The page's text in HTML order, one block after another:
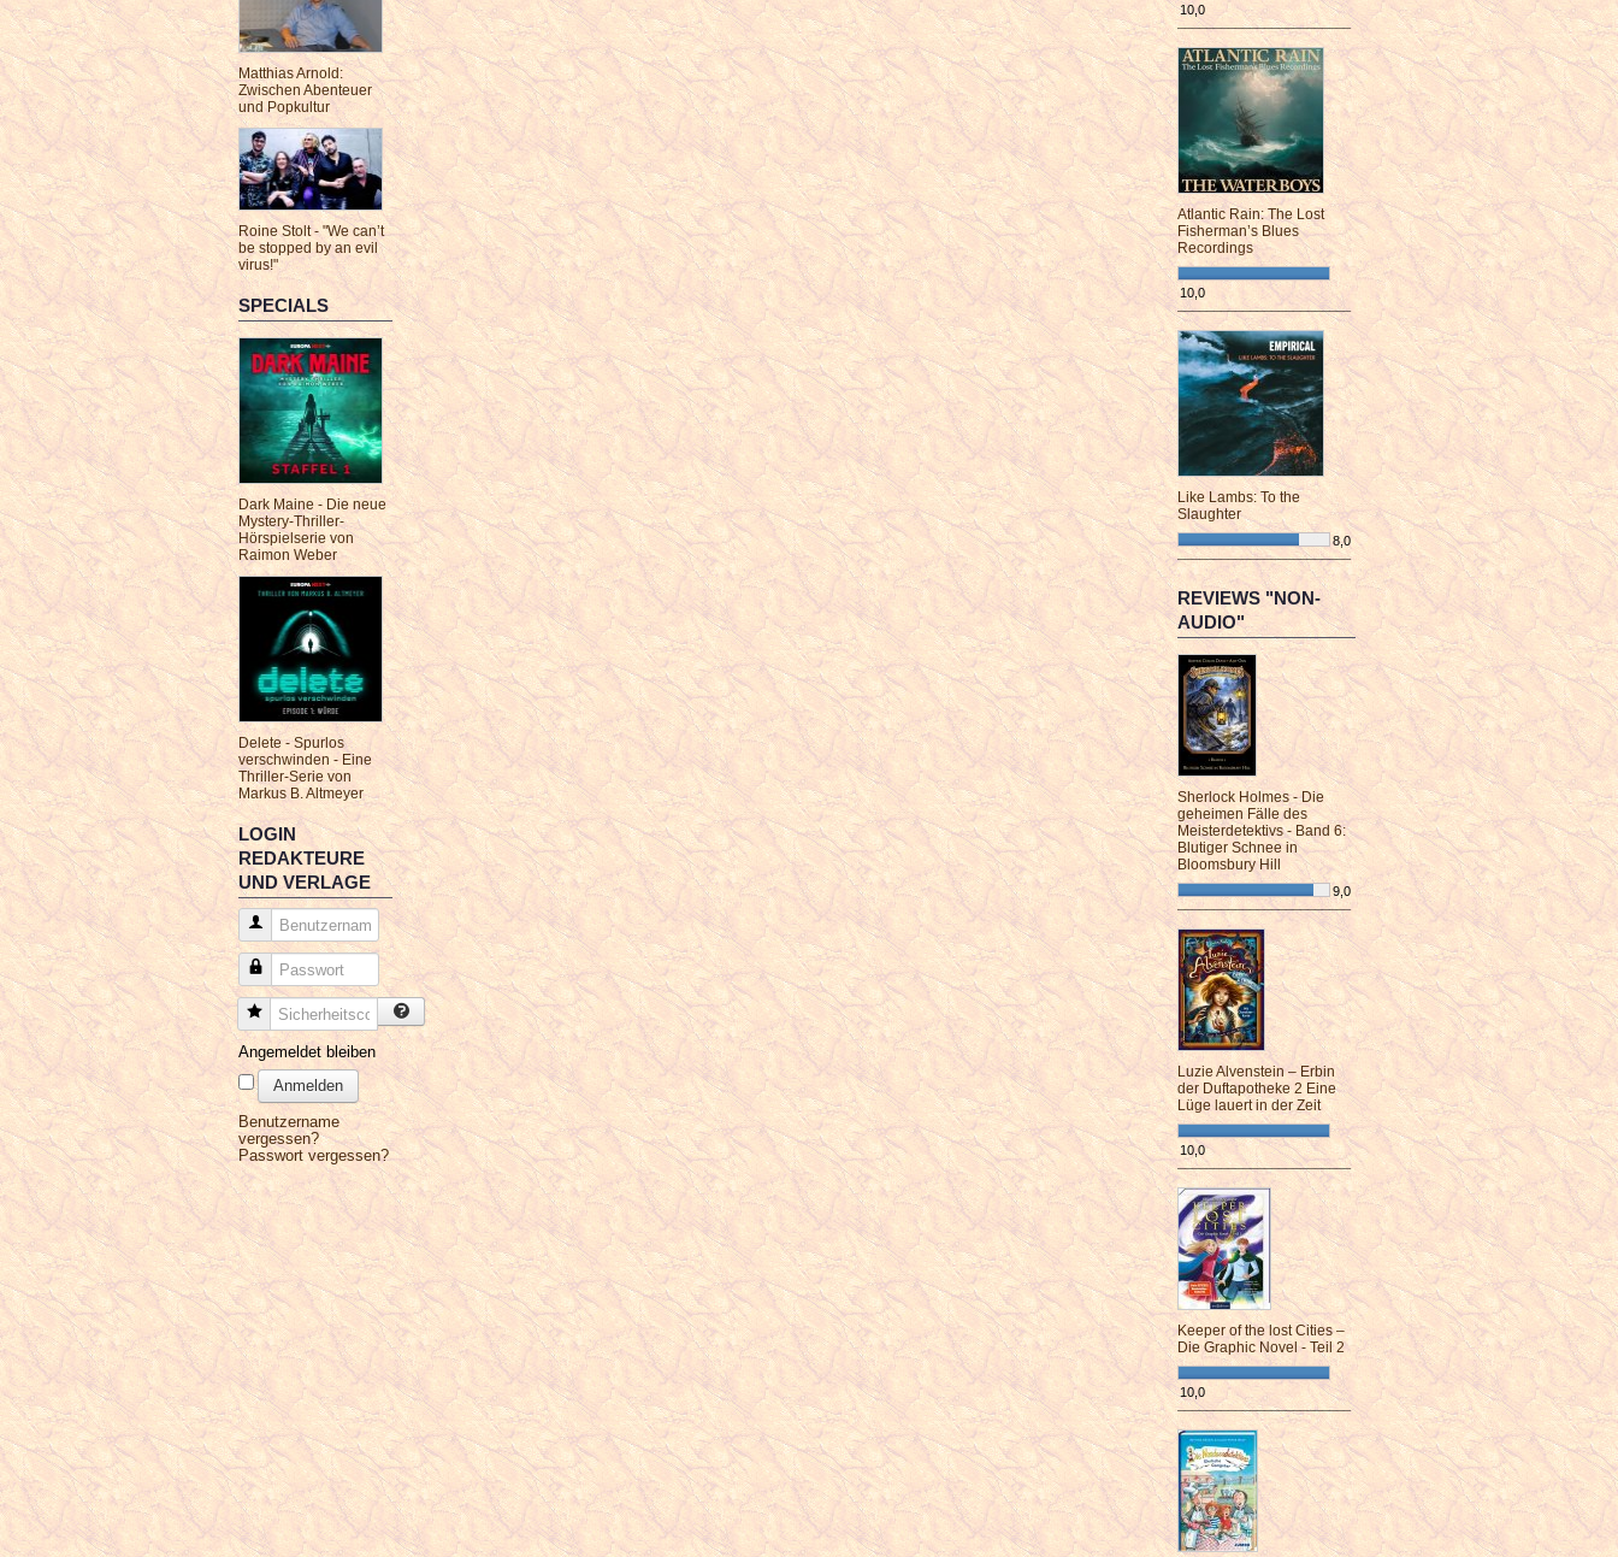
Matthias Arnold:
Zwischen Abenteuer
und Popkultur
Roine Stolt - "We can’t
be stopped by an evil
virus!"
SPECIALS
Dark Maine - Die neue
Mystery-Thriller-
Hörspielserie von
Raimon Weber
Delete - Spurlos
verschwinden - Eine
Thriller-Serie von
Markus B. Altmeyer
LOGIN
REDAKTEURE
UND VERLAGE
Benutzername
Passwort
Sicherheitscode
Angemeldet bleiben
Anmelden
Benutzername
vergessen?
Passwort vergessen?
10,0
¯¯¯¯¯¯¯¯¯¯¯¯¯¯¯¯¯¯¯¯¯¯¯¯
Atlantic Rain: The Lost
Fisherman’s Blues
Recordings
10,0
¯¯¯¯¯¯¯¯¯¯¯¯¯¯¯¯¯¯¯¯¯¯¯¯
Like Lambs: To the
Slaughter
8,0
¯¯¯¯¯¯¯¯¯¯¯¯¯¯¯¯¯¯¯¯¯¯¯¯
REVIEWS "NON-
AUDIO"
Sherlock Holmes - Die
geheimen Fälle des
Meisterdetektivs - Band 6:
Blutiger Schnee in
Bloomsbury Hill
9,0
¯¯¯¯¯¯¯¯¯¯¯¯¯¯¯¯¯¯¯¯¯¯¯¯
Luzie Alvenstein – Erbin
der Duftapotheke 2 Eine
Lüge lauert in der Zeit
10,0
¯¯¯¯¯¯¯¯¯¯¯¯¯¯¯¯¯¯¯¯¯¯¯¯
Keeper of the lost Cities –
Die Graphic Novel - Teil 2
10,0
¯¯¯¯¯¯¯¯¯¯¯¯¯¯¯¯¯¯¯¯¯¯¯¯